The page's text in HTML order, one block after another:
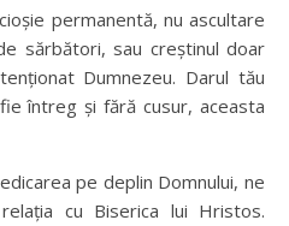
permanentă, nu ascultare
sărbători, sau creștinul doar
Dumnezeu. Darul tău
întreg și fără cusur, aceasta
pe deplin Domnului, ne
cu Biserica lui Hristos.